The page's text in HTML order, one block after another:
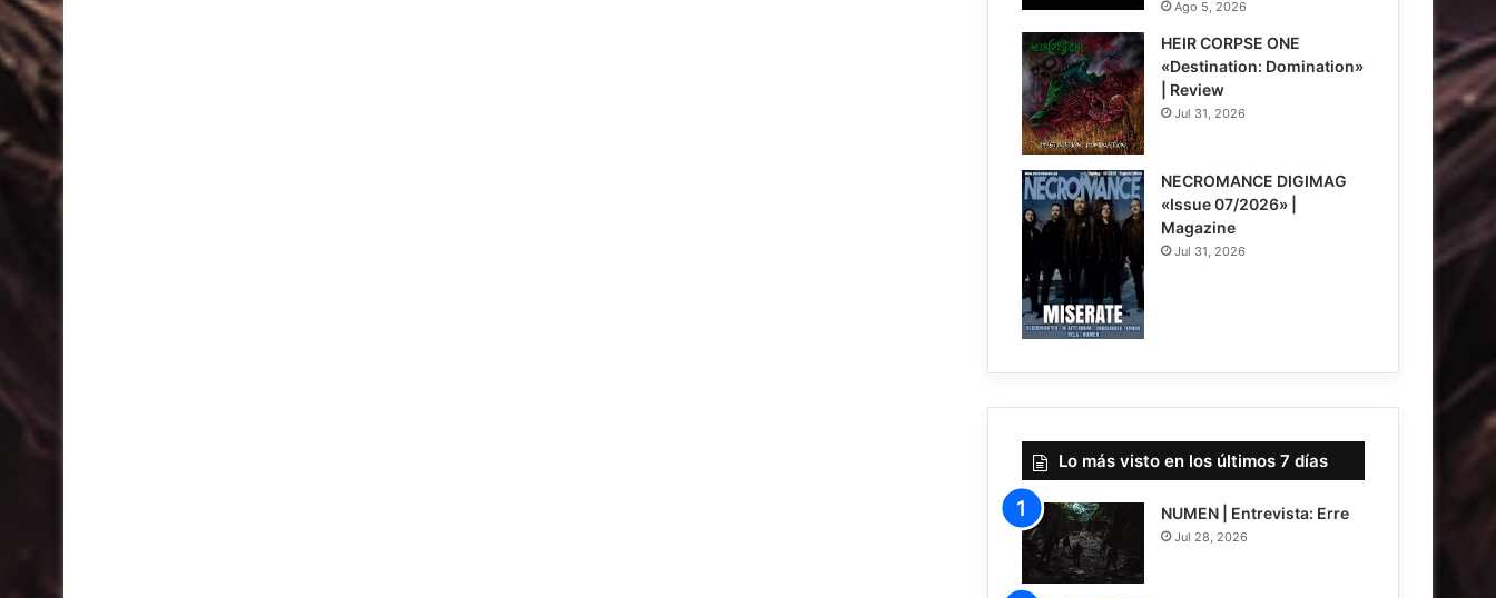
Ago 5, 2026
8
HEIR CORPSE ONE
«Destination: Domination»
| Review
Jul 31, 2026
NECROMANCE DIGIMAG
«Issue 07/2026» |
Magazine
Jul 31, 2026
Lo más visto en los últimos 7 días
NUMEN | Entrevista: Erre
Jul 28, 2026